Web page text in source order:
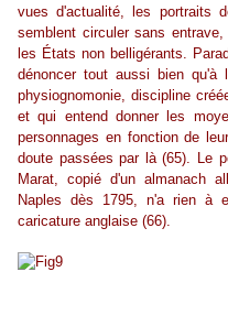
vues d'actualité, les portraits
semblent circuler sans
les États non belligérants.
dénoncer tout aussi bien qu'à
physiognomonie, discipline
et qui entend donner les
personnages en fonction de
doute passées par là (65). Le
Marat, copié d'un almanach
Naples dès 1795, n'a rien à
caricature anglaise (66).